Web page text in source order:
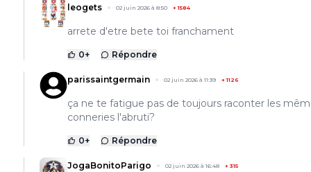
leogets 02 juin 2026 à 8:50 +1584
arrete d'etre bete toi franchament
0+ Répondre
parissaintgermain 02 juin 2026 à 11:39 +1126
ça ne te fatigue pas de toujours raconter les
conneries l'abruti?
0+ Répondre
JogaBonitoParigo 02 juin 2026 à 16:48 + 315